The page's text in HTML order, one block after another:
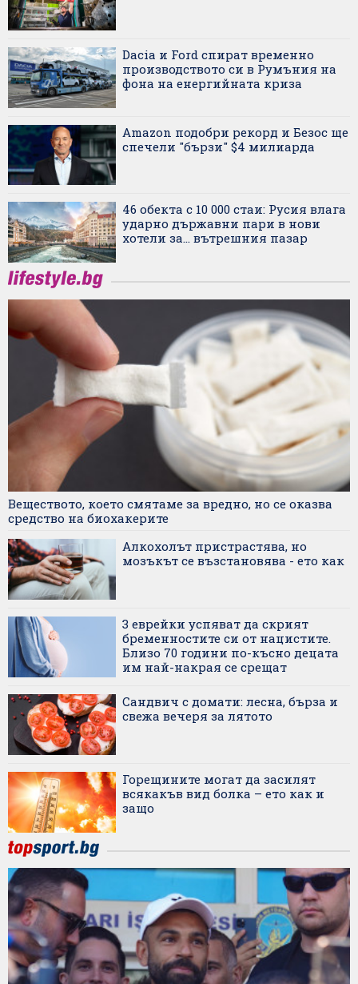
Dacia и Ford спират временно
производството си в Румъния на
фона на енергийната криза
Amazon подобри рекорд и Безос ще
спечели "бързи" $4 милиарда
46 обекта с 10 000 стаи: Русия влага
ударно държавни пари в нови
хотели за... вътрешния пазар
Веществото, което смятаме за вредно, но се оказва
средство на биохакерите
Алкохолът пристрастява, но
мозъкът се възстановява - ето как
3 еврейки успяват да скрият
бременностите си от нацистите.
Близо 70 години по-късно децата
им най-накрая се срещат
Сандвич с домати: лесна, бърза и
свежа вечеря за лятото
Горещините могат да засилят
всякакъв вид болка – ето как и
защо